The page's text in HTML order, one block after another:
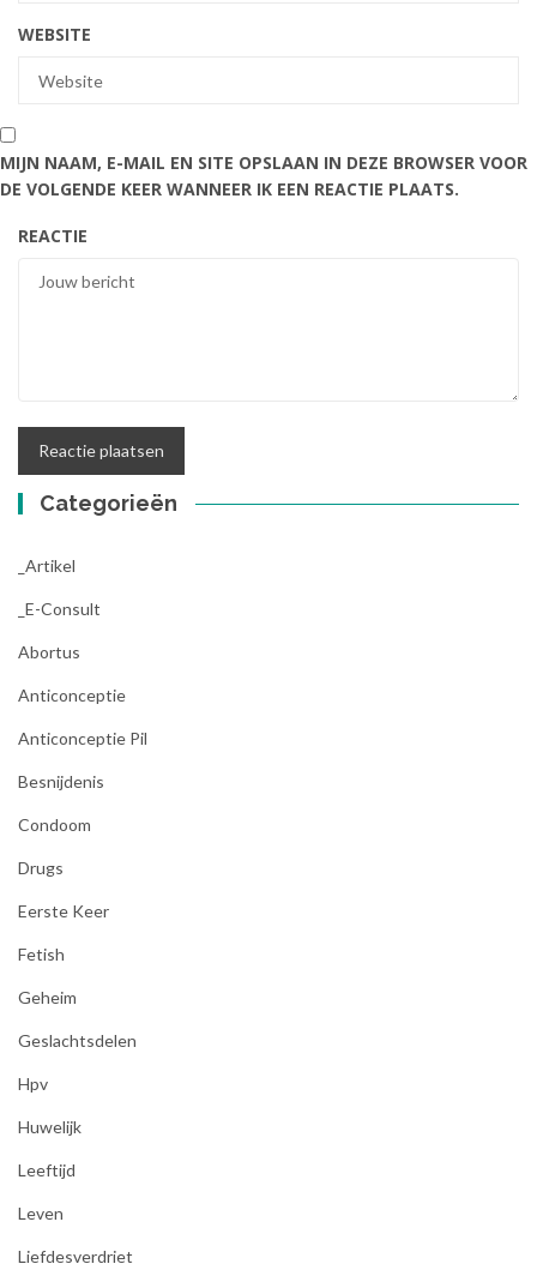
WEBSITE
MIJN NAAM, E-MAIL EN SITE OPSLAAN IN DEZE BROWSER VOOR
DE VOLGENDE KEER WANNEER IK EEN REACTIE PLAATS.
REACTIE
Categorieën
_Artikel
_E-Consult
Abortus
Anticonceptie
Anticonceptie Pil
Besnijdenis
Condoom
Drugs
Eerste Keer
Fetish
Geheim
Geslachtsdelen
Hpv
Huwelijk
Leeftijd
Leven
Liefdesverdriet